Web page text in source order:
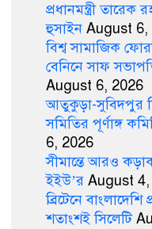
প্রধানমন্ত্রী
হুসাইন August 6,
বিশ্ব সামাজিক
বেনিনে সাফ
August 6, 2026
আতুকুড়া-সুবিদপুর
সমিতির পূর্ণাঙ্গ
6, 2026
সীমান্তে আরও
ইইউ’র August
ব্রিটেনে
শতাংশই সিলেটি